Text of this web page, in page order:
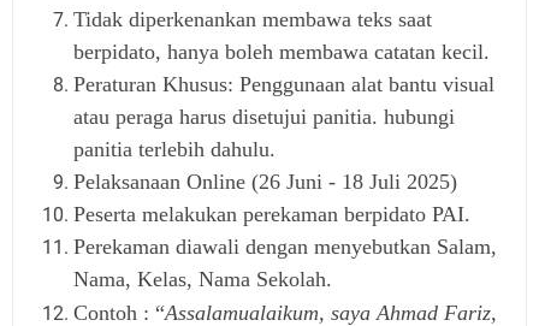
Tidak diperkenankan membawa teks saat
berpidato, hanya boleh membawa catatan kecil.
Peraturan Khusus: Penggunaan alat bantu visual
atau peraga harus disetujui panitia. hubungi
panitia terlebih dahulu.
Pelaksanaan Online (26 Juni - 18 Juli 2025)
Peserta melakukan perekaman berpidato PAI.
Perekaman diawali dengan menyebutkan Salam,
Nama, Kelas, Nama Sekolah.
Contoh : “Assalamualaikum, saya Ahmad Fariz,